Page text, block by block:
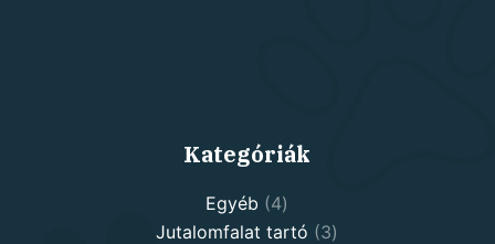
Kategóriák
Egyéb 44
products
Jutalomfalat tartó 33